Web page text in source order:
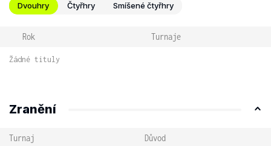
Dvouhry Čtyřhry Smíšené čtyřhry
Rok Turnaje
Žádné tituly
Zranění
Turnaj
Důvod